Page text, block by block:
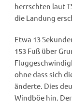
herrschten laut
die Landung
Etwa 13
153 Fuß über
ohne dass sich
änderte. Dies
Windböe hin.